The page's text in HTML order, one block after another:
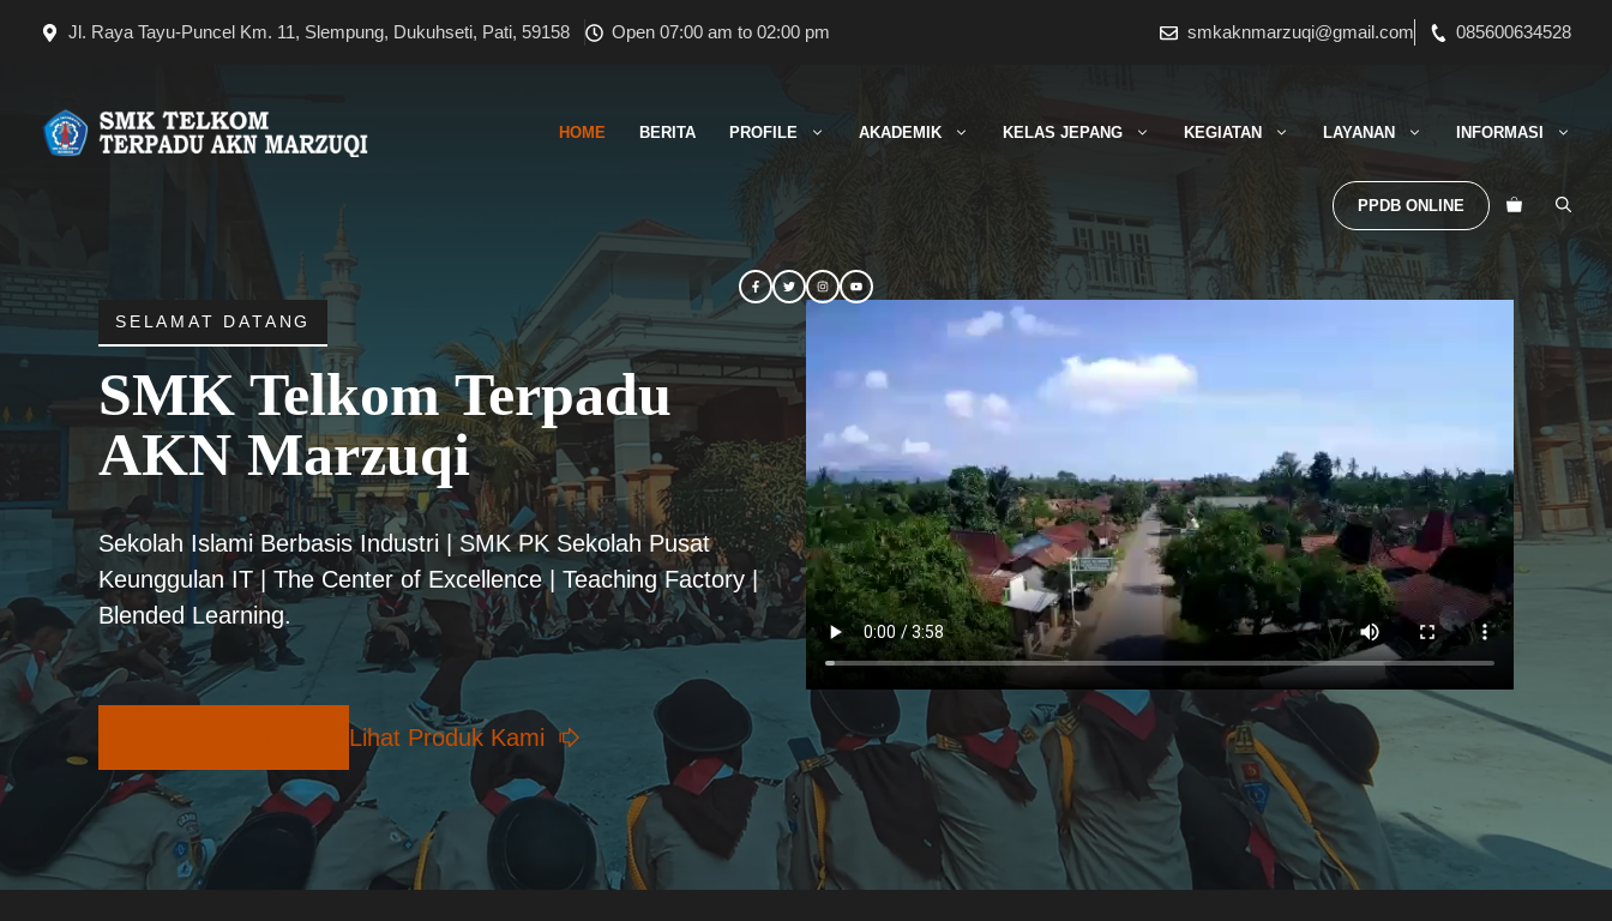
Jl. Raya Tayu-Puncel Km. 11, Slempung, Dukuhseti, Pati, 59158 Open 07:00 am to 02:00 pm smkaknmarzuqi@gmail.com 085600634528
HOME BERITA PROFILE AKADEMIK KELAS JEPANG KEGIATAN LAYANAN INFORMASI
PPDB ONLINE
SELAMAT DATANG
SMK Telkom Terpadu
AKN Marzuqi
Sekolah Islami Berbasis Industri | SMK PK Sekolah Pusat
Keunggulan IT | The Center of Excellence | Teaching Factory |
Blended Learning.
Lihat Produk Kami